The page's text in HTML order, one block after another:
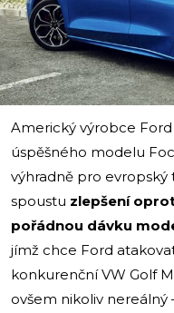
Americký výrobce
úspěšného modelu
výhradně pro evropský
spoustu zlepšení
pořádnou dávku
jímž chce Ford
konkurenční VW Golf
ovšem nikoliv